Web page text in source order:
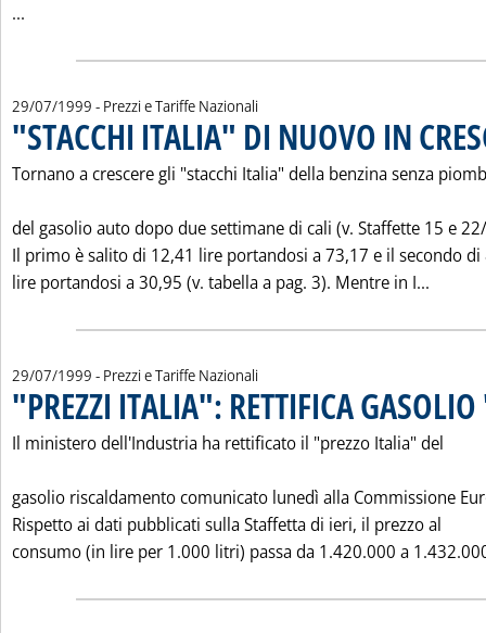
...
29/07/1999 - Prezzi e Tariffe Nazionali
"STACCHI ITALIA" DI NUOVO IN
Tornano a crescere gli "stacchi Italia" della benzina senza
del gasolio auto dopo due settimane di cali (v. Staffette 15 e
Il primo è salito di 12,41 lire portandosi a 73,17 e il secondo di
lire portandosi a 30,95 (v. tabella a pag. 3). Mentre in I...
29/07/1999 - Prezzi e Tariffe Nazionali
"PREZZI ITALIA": RETTIFICA
Il ministero dell'Industria ha rettificato il "prezzo Italia" del
gasolio riscaldamento comunicato lunedì alla Commissione
Rispetto ai dati pubblicati sulla Staffetta di ieri, il prezzo al
consumo (in lire per 1.000 litri) passa da 1.420.000 a